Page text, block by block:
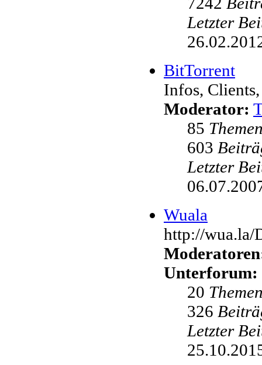
Letzter
BitTorrent
Infos,
Moderator:
85
603
Letzter
Wuala
http://wua.la/
Unterforum:
20
326
Letzter